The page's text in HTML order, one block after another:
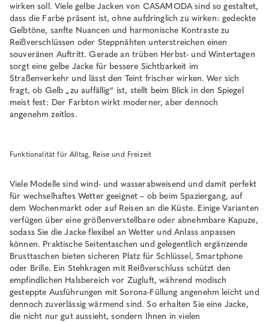
wirken soll. Viele gelbe Jacken von CASAMODA sind so gestaltet,
dass die Farbe präsent ist, ohne aufdringlich zu wirken: gedeckte
Gelbtöne, sanfte Nuancen und harmonische Kontraste zu
Reißverschlüssen oder Steppnähten unterstreichen einen
souveränen Auftritt. Gerade an trüben Herbst- und Wintertagen
sorgt eine gelbe Jacke für bessere Sichtbarkeit im
Straßenverkehr und lässt den Teint frischer wirken. Wer sich
fragt, ob Gelb „zu auffällig“ ist, stellt beim Blick in den Spiegel
meist fest: Der Farbton wirkt moderner, aber dennoch
angenehm zeitlos.
Funktionalität für Alltag, Reise und Freizeit
Viele Modelle sind wind- und wasserabweisend und damit perfekt
für wechselhaftes Wetter geeignet – ob beim Spaziergang, auf
dem Wochenmarkt oder auf Reisen an die Küste. Einige Varianten
verfügen über eine größenverstellbare oder abnehmbare Kapuze,
sodass Sie die Jacke flexibel an Wetter und Anlass anpassen
können. Praktische Seitentaschen und gelegentlich ergänzende
Brusttaschen bieten sicheren Platz für Schlüssel, Smartphone
oder Brille. Ein Stehkragen mit Reißverschluss schützt den
empfindlichen Halsbereich vor Zugluft, während modisch
gesteppte Ausführungen mit Sorona-Füllung angenehm leicht und
dennoch zuverlässig wärmend sind. So erhalten Sie eine Jacke,
die nicht nur gut aussieht, sondern Ihnen in vielen